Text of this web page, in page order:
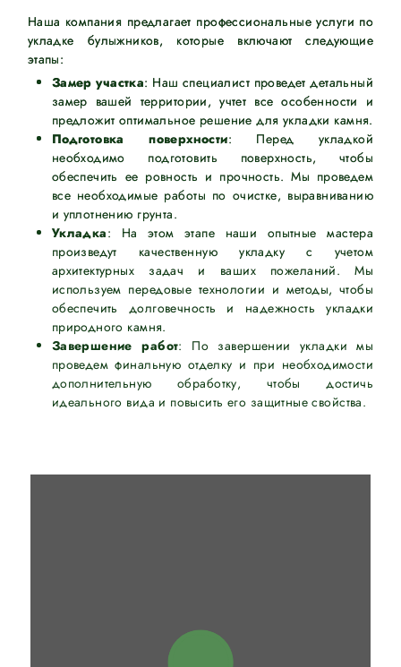
Наша компания предлагает профессиональные услуги по
укладке булыжников, которые включают следующие
этапы:
Замер участка: Наш специалист проведет детальный
замер вашей территории, учтет все особенности и
предложит оптимальное решение для укладки камня.
Подготовка поверхности: Перед укладкой
необходимо подготовить поверхность, чтобы
обеспечить ее ровность и прочность. Мы проведем
все необходимые работы по очистке, выравниванию
и уплотнению грунта.
Укладка: На этом этапе наши опытные мастера
произведут качественную укладку с учетом
архитектурных задач и ваших пожеланий. Мы
используем передовые технологии и методы, чтобы
обеспечить долговечность и надежность укладки
природного камня.
Завершение работ: По завершении укладки мы
проведем финальную отделку и при необходимости
дополнительную обработку, чтобы достичь
идеального вида и повысить его защитные свойства.